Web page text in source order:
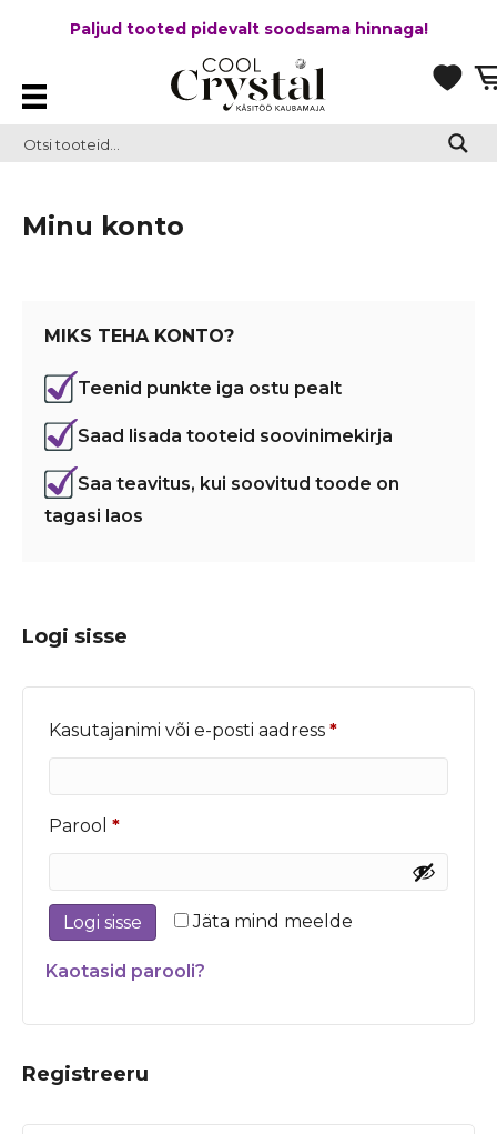
Paljud tooted pidevalt soodsama hinnaga!
Minu konto
MIKS TEHA KONTO?
Teenid punkte iga ostu pealt
Saad lisada tooteid soovinimekirja
Saa teavitus, kui soovitud toode on
tagasi laos
Logi sisse
Kasutajanimi või e-posti aadress *Nõutud
Parool *Nõutud
Jäta mind meelde
Logi sisse
Kaotasid parooli?
Registreeru